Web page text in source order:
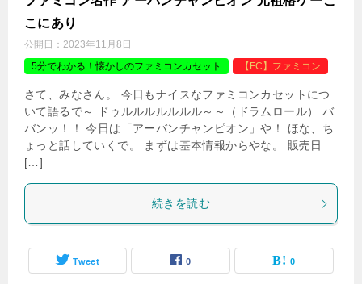
こにあり
公開日： 2023年11月8日
5分でわかる！懐かしのファミコンカセット
【FC】ファミコン
さて、みなさん。 今日もナイスなファミコンカセットにつ
いて語るで～ ドゥルルルルルルル～～（ドラムロール） バ
バンッ！！ 今日は「アーバンチャンピオン」や！ ほな、ち
ょっと話していくで。 まずは基本情報からやな。 販売日
[…]
続きを読む
Tweet 0 0